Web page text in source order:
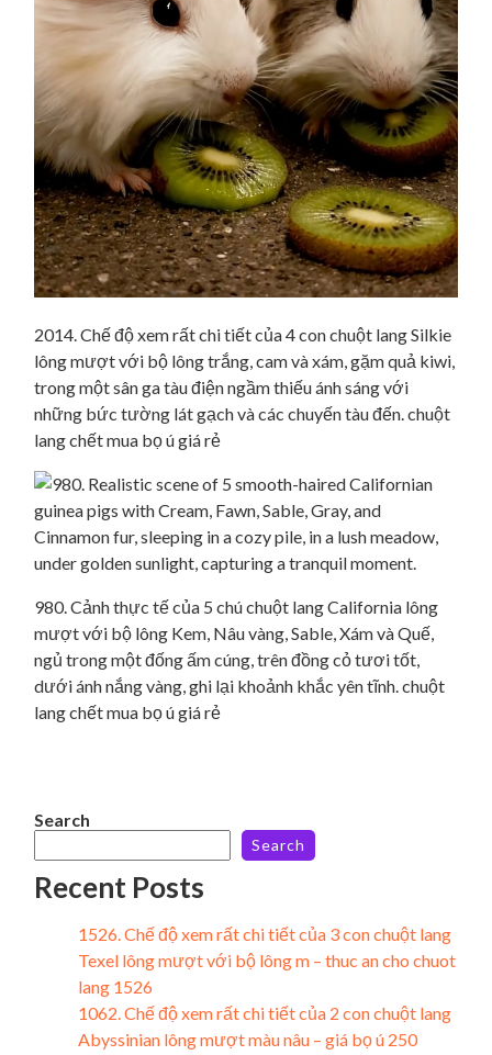
2014. Chế độ xem rất chi tiết của 4 con chuột lang Silkie
lông mượt với bộ lông trắng, cam và xám, gặm quả kiwi,
trong một sân ga tàu điện ngầm thiếu ánh sáng với
những bức tường lát gạch và các chuyến tàu đến. chuột
lang chết mua bọ ú giá rẻ
980. Cảnh thực tế của 5 chú chuột lang California lông
mượt với bộ lông Kem, Nâu vàng, Sable, Xám và Quế,
ngủ trong một đống ấm cúng, trên đồng cỏ tươi tốt,
dưới ánh nắng vàng, ghi lại khoảnh khắc yên tĩnh. chuột
lang chết mua bọ ú giá rẻ
Search
Search
Recent Posts
1526. Chế độ xem rất chi tiết của 3 con chuột lang
Texel lông mượt với bộ lông m – thuc an cho chuot
lang 1526
1062. Chế độ xem rất chi tiết của 2 con chuột lang
Abyssinian lông mượt màu nâu – giá bọ ú 250